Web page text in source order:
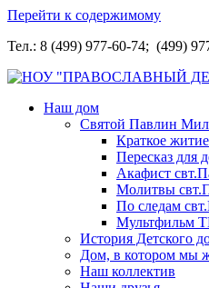
Перейти к содержимому
Тел.: 8 (499) 977-60-74; (499)
НОУ "ПРАВОСЛАВНЫЙ
Наш дом
Святой Павлин
Краткое житие
Пересказ для
Акафист
Молитвы
По следам
Мультфильм
История Детского
Дом, в котором мы
Наш коллектив